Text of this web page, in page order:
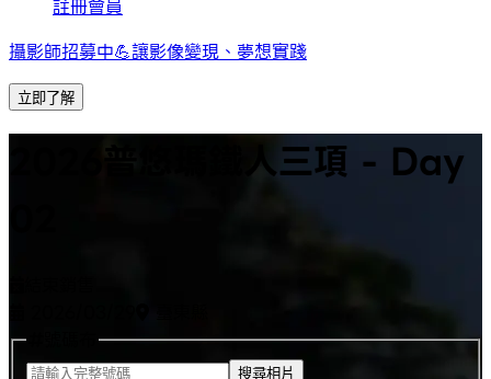
註冊會員
攝影師招募中💪讓影像變現、夢想實踐
立即了解
2026普悠瑪鐵人三項 - Day
搜尋相片